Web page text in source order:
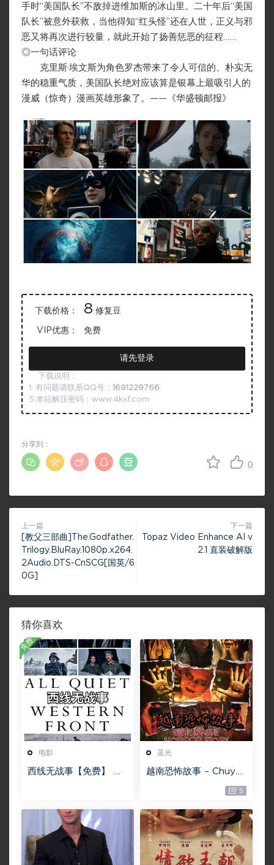
手时“美国队长”不敌掉进维加斯的冰山里。二十年后“美国
队长”被意外获救，当他得知“红头怪”还在人世，正义与邪
恶又将再次进行较量，就此开始了扬善惩恶的征程……
◎一句话评论
克里斯·埃文斯为角色罗杰带来了令人可信的、朴实无
华的稳重气质，美国队长绝对应该算是银幕上最吸引人的
漫威（惊奇）漫画英雄形象了。——《华盛顿邮报》
下载价格： 8 修复豆
VIP优惠： 免费
请先登录
下载说明：
1: 有问题请联系QQ号： 1691229766
5:本站解压密码：www.4kxf.com
0
分享到：
上一篇
[教父三部曲]The.Godfather.
Trilogy.BluRay.1080p.x264.
2Audio.DTS-CnSCG[国英/6
0G]
下一篇
Topaz Video Enhance AI v
2.1 直装破解版
猜你喜欢
电影
西线无战事【免费】 W
t on the Western Fro
nt 5.6GB
免费
蓝光
越南恐怖故事 – Chuyện
][22GB][1080P][115网
盘专用下载 ]
5